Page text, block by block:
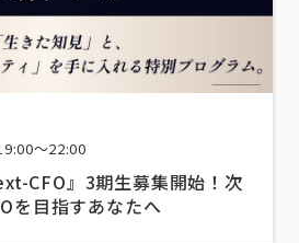
～22:00
CFO』3期生募集開始！次
を目指すあなたへ